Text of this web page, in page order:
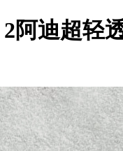
阿迪超轻